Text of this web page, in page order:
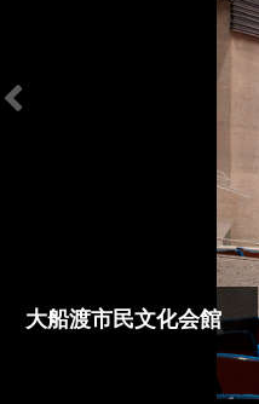
大船渡市民文化会館